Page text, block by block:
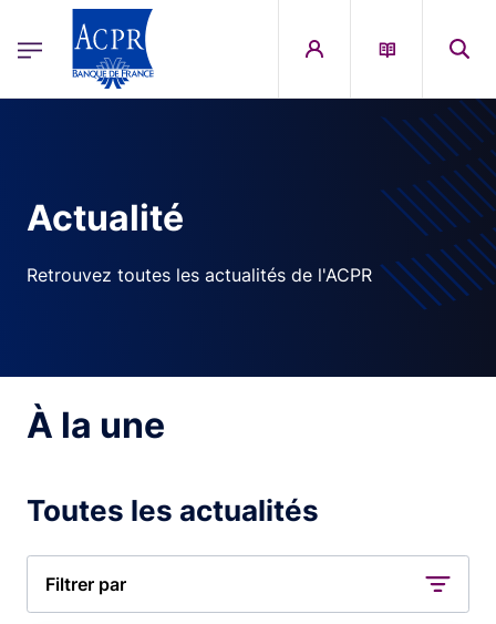
ACPR Menu Principal (French)
Actualité
Retrouvez toutes les actualités de l'ACPR
À la une
Toutes les actualités
Filtrer par